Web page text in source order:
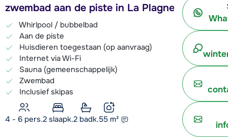
zwembad aan de piste in La Plagne
Whirlpool / bubbelbad
Aan de piste
Huisdieren toegestaan (op aanvraag)
Internet via Wi-Fi
Sauna (gemeenschappelijk)
Zwembad
Inclusief skipas
4 - 6 pers.2 slaapk.2 badk.55 m²